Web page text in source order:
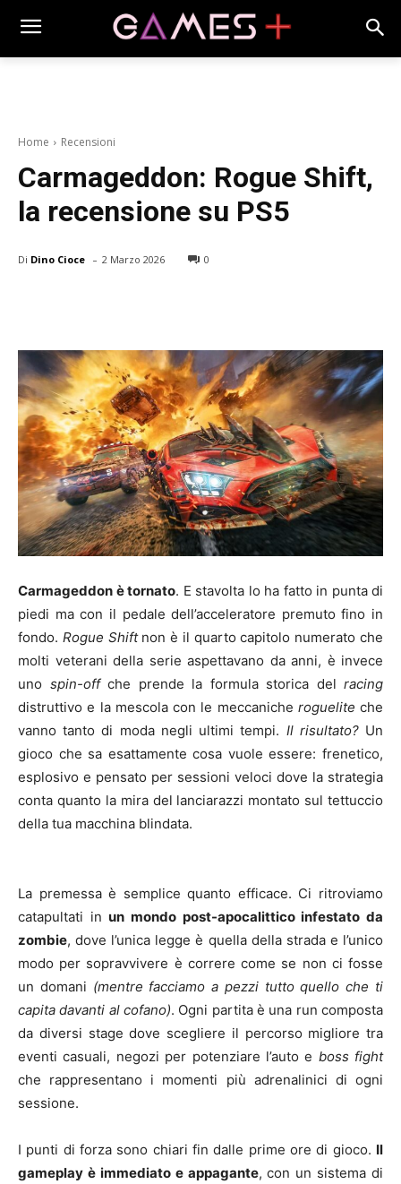
Home Recensioni
Carmageddon: Rogue Shift,
la recensione su PS5
Di Dino Cioce - 2 Marzo 2026 0
Carmageddon è tornato. E stavolta lo ha fatto in punta di
piedi ma con il pedale dell’acceleratore premuto fino in
fondo. Rogue Shiftnon è il quarto capitolo numerato che
molti veterani della serie aspettavano da anni, è invece
uno spin-offche prende la formula storica del racing
distruttivo e la mescola con le meccaniche roguelite che
vanno tanto di moda negli ultimi tempi. Il risultato?Un
gioco che sa esattamente cosa vuole essere: frenetico,
esplosivo e pensato per sessioni veloci dove la strategia
conta quanto la mira del lanciarazzi montato sul tettuccio
della tua macchina blindata.
La premessa è semplice quanto efficace. Ci ritroviamo
catapultati inun mondo post-apocalittico infestato da
zombie, dove l’unica legge è quella della strada e l’unico
modo per sopravvivere è correre come se non ci fosse
un domani (mentre facciamo a pezzi tutto quello che ti
capita davanti al cofano). Ogni partita è una run composta
da diversi stage dove scegliere il percorso migliore tra
eventi casuali, negozi per potenziare l’auto e boss fight
che rappresentano i momenti più adrenalinici di ogni
sessione.
I punti di forza sono chiari fin dalle prime ore di gioco. Il
gameplay è immediato e appagante, con un sistema di